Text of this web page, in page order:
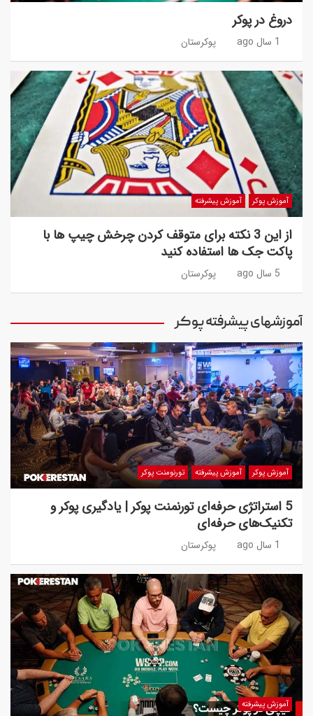
دروغ در پوکر
1 سال ago پوکرستان
آموزش پوکر آموزش پیشرفته
از این 3 نکته برای متوقف کردن چرخش چیپ ها با
پاکت جک ها استفاده کنید
5 سال ago پوکرستان
آموزشهای پیشرفته پوکر
آموزش پوکر آموزش پیشرفته تورنومنت پوکر
5 استراتژی حرفه‌ای تورنمنت پوکر | یادگیری پوکر و
تکنیک‌های حرفه‌ای
1 سال ago پوکرستان
آموزش پیشرفته